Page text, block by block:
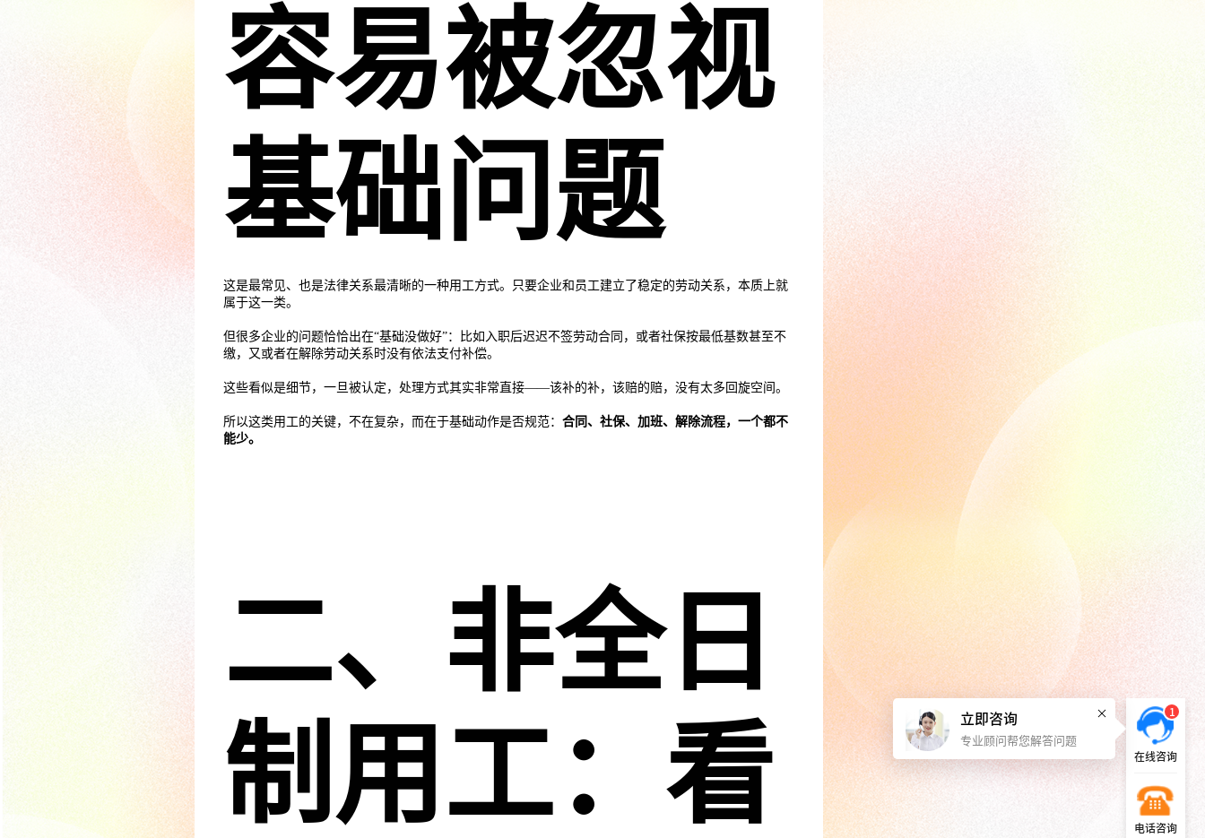
容易被忽视
基础问题
这是最常见、也是法律关系最清晰的一种用工方式。只要企业和员工建立了稳定的劳动关系，本质上就
属于这一类。
但很多企业的问题恰恰出在“基础没做好”：比如入职后迟迟不签劳动合同，或者社保按最低基数甚至不
缴，又或者在解除劳动关系时没有依法支付补偿。
这些看似是细节，一旦被认定，处理方式其实非常直接——该补的补，该赔的赔，没有太多回旋空间。
所以这类用工的关键，不在复杂，而在于基础动作是否规范：合同、社保、加班、解除流程，一个都不
能少。
二、非全日
制用工：看
1
在线咨询
电话咨询
立即咨询
专业顾问帮您解答问题